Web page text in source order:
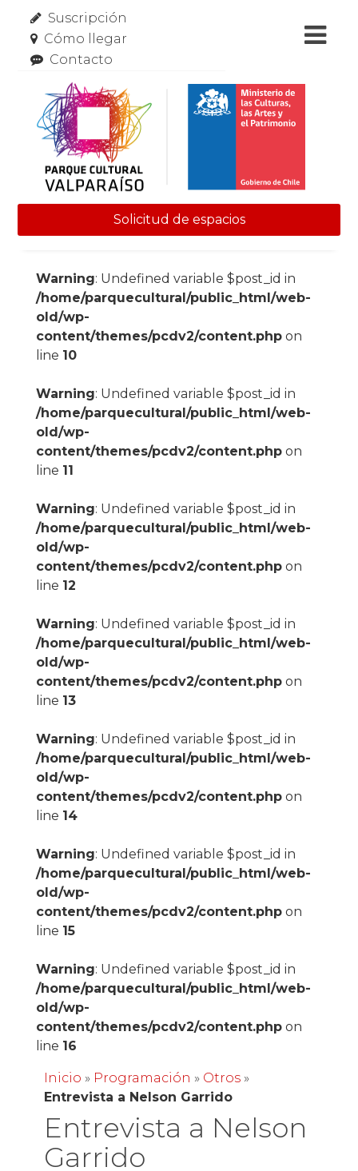
Suscripción
Cómo llegar
Contacto
Solicitud de espacios
Warning: Undefined variable $post_id in
/home/parquecultural/public_html/web-
old/wp-
content/themes/pcdv2/content.phpon
line 10
Warning: Undefined variable $post_id in
/home/parquecultural/public_html/web-
old/wp-
content/themes/pcdv2/content.phpon
line 11
Warning: Undefined variable $post_id in
/home/parquecultural/public_html/web-
old/wp-
content/themes/pcdv2/content.phpon
line 12
Warning: Undefined variable $post_id in
/home/parquecultural/public_html/web-
old/wp-
content/themes/pcdv2/content.phpon
line 13
Warning: Undefined variable $post_id in
/home/parquecultural/public_html/web-
old/wp-
content/themes/pcdv2/content.phpon
line 14
Warning: Undefined variable $post_id in
/home/parquecultural/public_html/web-
old/wp-
content/themes/pcdv2/content.phpon
line 15
Warning: Undefined variable $post_id in
/home/parquecultural/public_html/web-
old/wp-
content/themes/pcdv2/content.phpon
line 16
Inicio » Programación » Otros»
Entrevista a Nelson Garrido
Entrevista a Nelson
Garrido